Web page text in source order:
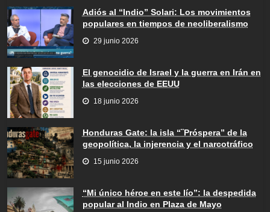
Adiós al “Indio” Solari: Los movimientos
populares en tiempos de neoliberalismo
29 junio 2026
El genocidio de Israel y la guerra en Irán en
las elecciones de EEUU
18 junio 2026
Honduras Gate: la isla “¨Próspera” de la
geopolítica, la injerencia y el narcotráfico
15 junio 2026
“Mi único héroe en este lío”: la despedida
popular al Indio en Plaza de Mayo